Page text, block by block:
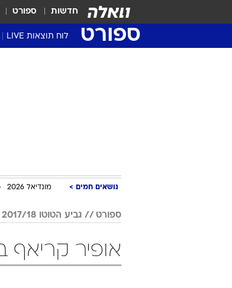
חדשות ספורט
ספורט לוח תוצאות LIVE
נושאים חמים מונדיאל 2026
ספורט גביע הטוטו 2017/18
אופיר קריאף בגביע